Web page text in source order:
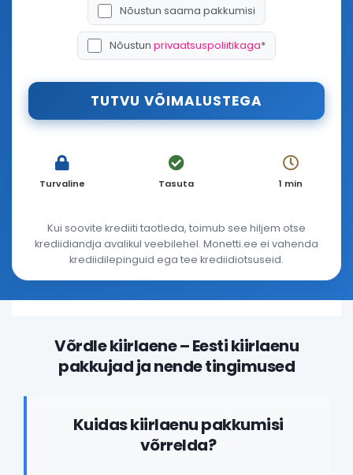
Nõustun saama pakkumisi
Nõustun privaatsuspoliitikaga*
Turvaline Tasuta 1 min
Kui soovite krediiti taotleda, toimub see hiljem otse
krediidiandja avalikul veebilehel. Monetti.ee ei vahenda
krediidilepinguid ega tee krediidiotsuseid.
Võrdle kiirlaene – Eesti kiirlaenu
pakkujad ja nende tingimused
Kuidas kiirlaenu pakkumisi
võrrelda?